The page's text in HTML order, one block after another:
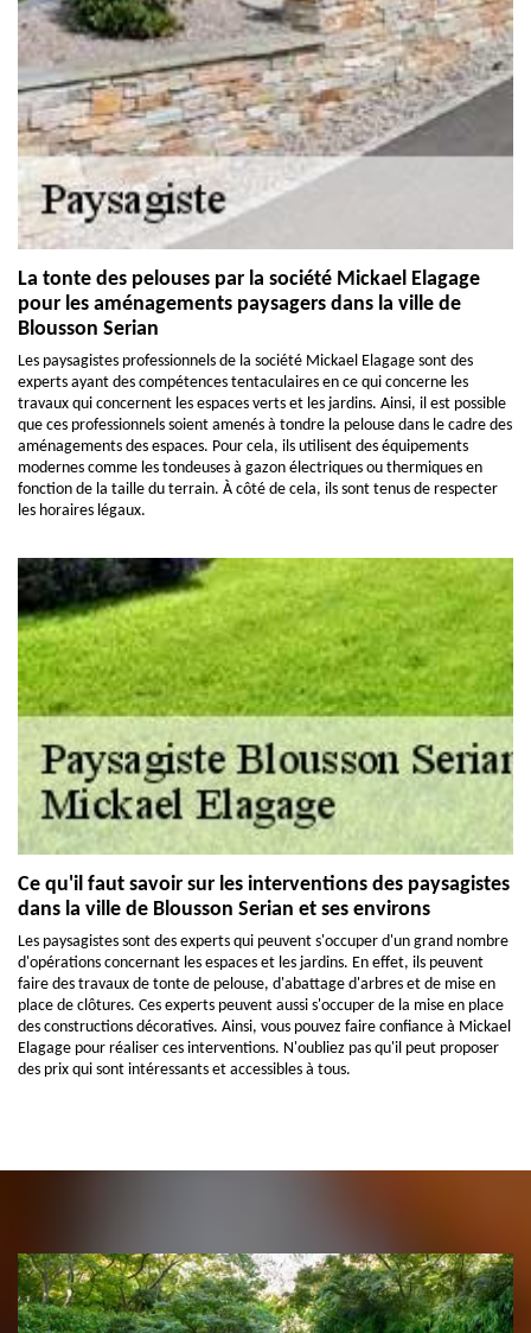
La tonte des pelouses par la société Mickael Elagage
pour les aménagements paysagers dans la ville de
Blousson Serian
Les paysagistes professionnels de la société Mickael Elagage sont des
experts ayant des compétences tentaculaires en ce qui concerne les
travaux qui concernent les espaces verts et les jardins. Ainsi, il est possible
que ces professionnels soient amenés à tondre la pelouse dans le cadre des
aménagements des espaces. Pour cela, ils utilisent des équipements
modernes comme les tondeuses à gazon électriques ou thermiques en
fonction de la taille du terrain. À côté de cela, ils sont tenus de respecter
les horaires légaux.
Ce qu'il faut savoir sur les interventions des paysagistes
dans la ville de Blousson Serian et ses environs
Les paysagistes sont des experts qui peuvent s'occuper d'un grand nombre
d'opérations concernant les espaces et les jardins. En effet, ils peuvent
faire des travaux de tonte de pelouse, d'abattage d'arbres et de mise en
place de clôtures. Ces experts peuvent aussi s'occuper de la mise en place
des constructions décoratives. Ainsi, vous pouvez faire confiance à Mickael
Elagage pour réaliser ces interventions. N'oubliez pas qu'il peut proposer
des prix qui sont intéressants et accessibles à tous.